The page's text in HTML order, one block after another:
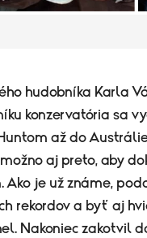
hudobníka Karla
konzervatória sa
až do
aj preto, aby
Ako je už známe,
rekordov a byť aj
Nakoniec zakotvil